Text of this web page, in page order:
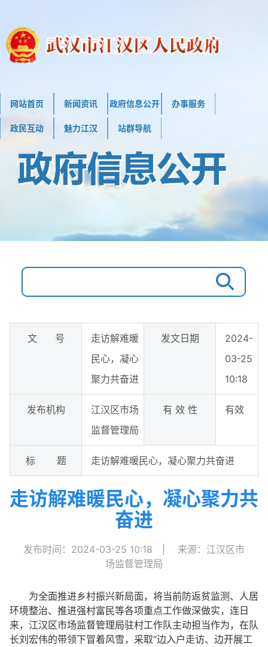
网站首页 新闻资讯 政府信息公开 办事服务
政民互动 魅力江汉 站群导航
文 号
走访解难暖
民心，凝心
聚力共奋进
发文日期
2024-
03-25
10:18
发布机构
江汉区市场
监督管理局
有 效 性 有效
标 题 走访解难暖民心，凝心聚力共奋进
走访解难暖民心，凝心聚力共
奋进
发布时间：2024-03-25 10:18
来源：江汉区市
场监督管理局
为全面推进乡村振兴新局面，将当前防返贫监测、人居
环境整治、推进强村富民等各项重点工作做深做实，连日
来，江汉区市场监督管理局驻村工作队主动担当作为，在队
长刘宏伟的带领下冒着风雪，采取“边入户走访、边开展工